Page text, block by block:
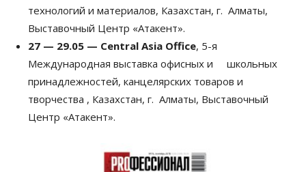
технологий и материалов, Казахстан, г. Алматы,
Выставочный Центр «Атакент».
27 — 29.05 — Central Asia Office, 5-я
Международная выставка офисных и школьных
принадлежностей, канцелярских товаров и
творчества , Казахстан, г. Алматы, Выставочный
Центр «Атакент».